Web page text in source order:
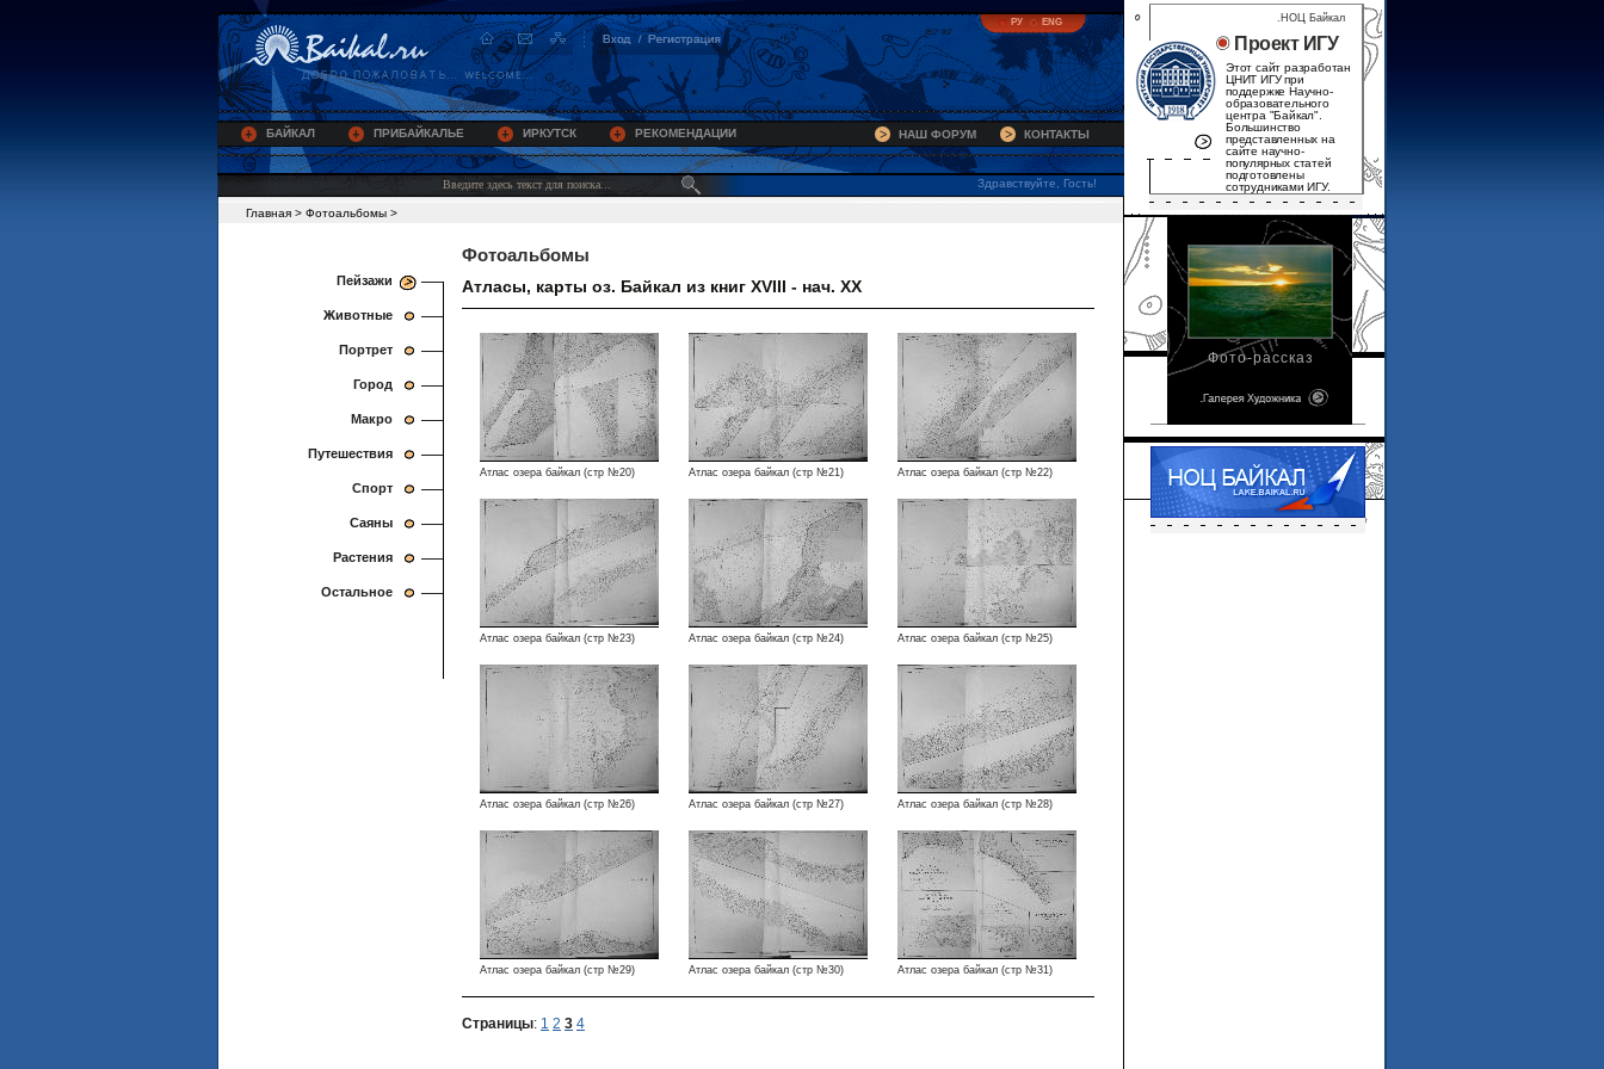
РУ ENG
БАЙКАЛ ПРИБАЙКАЛЬЕ ИРКУТСК РЕКОМЕНДАЦИИ НАШ ФОРУМ КОНТАКТЫ
Здравствуйте, Гость!
Главная > Фотоальбомы >
Пейзажи
Животные
Портрет
Город
Макро
Путешествия
Спорт
Саяны
Растения
Остальное
Фотоальбомы
Атласы, карты оз. Байкал из книг XVIII - нач. XX
Атлас озера байкал (стр №20) Атлас озера байкал (стр №21) Атлас озера байкал (стр №22)
Атлас озера байкал (стр №23) Атлас озера байкал (стр №24) Атлас озера байкал (стр №25)
Атлас озера байкал (стр №26) Атлас озера байкал (стр №27) Атлас озера байкал (стр №28)
Атлас озера байкал (стр №29) Атлас озера байкал (стр №30) Атлас озера байкал (стр №31)
Страницы: 1 2 3 4
.НОЦ Байкал
Проект ИГУ
Этот сайт разработан
ЦНИТ ИГУ при
поддержке Научно-
образовательного
центра "Байкал".
Большинство
представленных на
сайте научно-
популярных статей
подготовлены
сотрудниками ИГУ.
Фото-рассказ